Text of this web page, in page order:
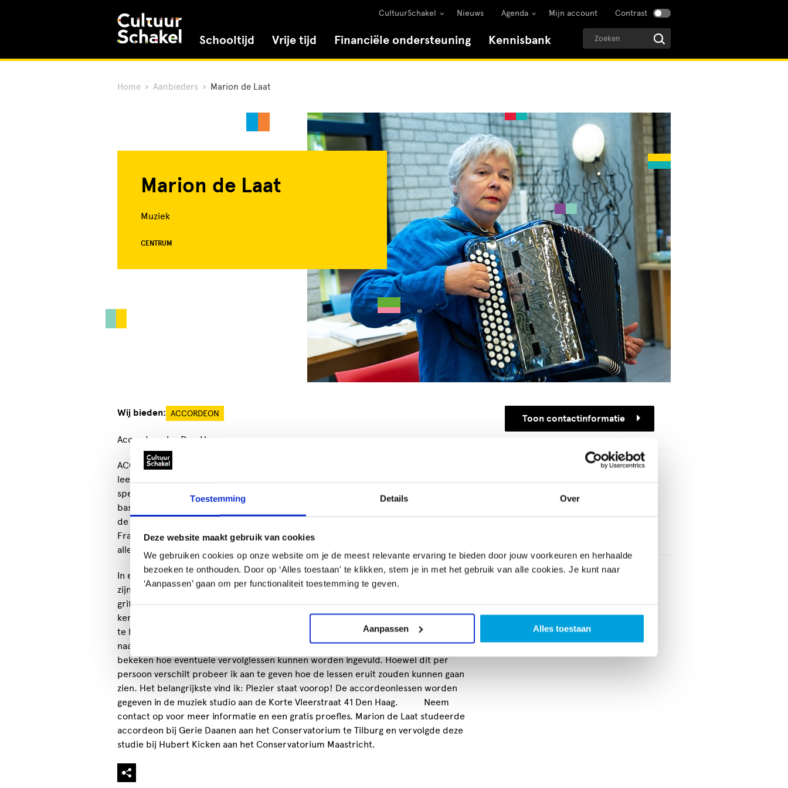
Toestemming Details Over
Deze website maakt gebruik van cookies
We gebruiken cookies op onze website om je de meest relevante ervaring te bieden door jouw voorkeuren en herhaalde
bezoeken te onthouden. Door op ‘Alles toestaan' te klikken, stem je in met het gebruik van alle cookies. Je kunt naar
‘Aanpassen’ gaan om per functionaliteit toestemming te geven.
Aanpassen Alles toestaan
CultuurSchakel Nieuws Agenda Mijn account Contrast
Schooltijd Vrije tijd Financiële ondersteuning Kennisbank
Home > Aanbieders > Marion de Laat
Marion de Laat
Muziek
CENTRUM
Wij bieden: ACCORDEON
Accordeon les Den Haag
ACCORDEONLES Accordeon is een instrument dat weer helemaal terug is en alle
leeftijden aanspreekt. Met alleen een accordeon vorm je een complete band! Je
speelt de melodie en daarbij je eigen begeleiding die bestaat uit akkoorden en
bassen. Je kunt het instrument ook gemakkelijk meenemen. Wat wil je nog meer? Op
de accordeon kun je verschillende soorten muziek uitoefenen zoals bijvoorbeeld:
Franse musettes, Argentijnse tango’s, Cajun, Jazz, klassieke uziek en volksmuziek uit
alle mogelijke landen.
In een paar lessen kun je al een eenvoudig liedje op de accordeon spelen. De lessen
zijn bedoeld voor jong en oud. Marion geeft zowel op klavier als knopaccordeon (B-
griff) les. De accordeonlessen beginnen altijd met een gratis proefles /
kennismakingsles. Hierbij geef ik aan wat de mogelijkheden zijn qua lesaanbod en de
te behalen doelen, maar ik ben ook erg benieuwd naar jouw muzikale voorkeur en
naar wat je precies verwacht van de lessen. Tijdens deze proefles wordt dus
bekeken hoe eventuele vervolglessen kunnen worden ingevuld. Hoewel dit per
persoon verschilt probeer ik aan te geven hoe de lessen eruit zouden kunnen gaan
zien. Het belangrijkste vind ik: Plezier staat voorop! De accordeonlessen worden
gegeven in de muziek studio aan de Korte Vleerstraat 41 Den Haag. Neem
contact op voor meer informatie en een gratis proefles. Marion de Laat studeerde
accordeon bij Gerie Daanen aan het Conservatorium te Tilburg en vervolgde deze
studie bij Hubert Kicken aan het Conservatorium Maastricht.
Toon contactinformatie
Korte Vleerstraat 41